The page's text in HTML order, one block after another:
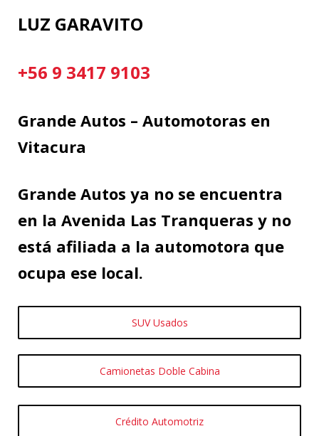
LUZ GARAVITO
+56 9 3417 9103
Grande Autos – Automotoras en
Vitacura
Grande Autos ya no se encuentra
en la Avenida Las Tranqueras y no
está afiliada a la automotora que
ocupa ese local.
SUV Usados
Camionetas Doble Cabina
Crédito Automotriz